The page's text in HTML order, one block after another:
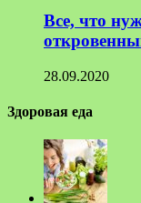
Все, что
28.09.2020
Здоровая еда